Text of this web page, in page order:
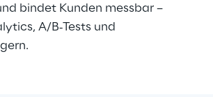
bindet Kunden messbar –
A/B‑Tests und